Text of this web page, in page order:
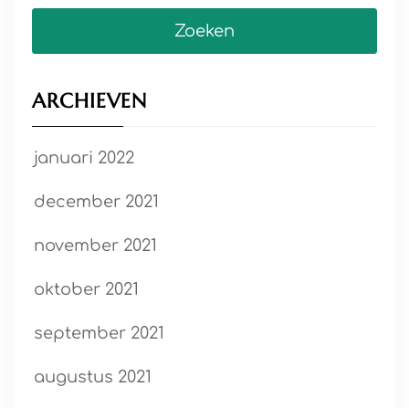
ARCHIEVEN
januari 2022
december 2021
november 2021
oktober 2021
september 2021
augustus 2021